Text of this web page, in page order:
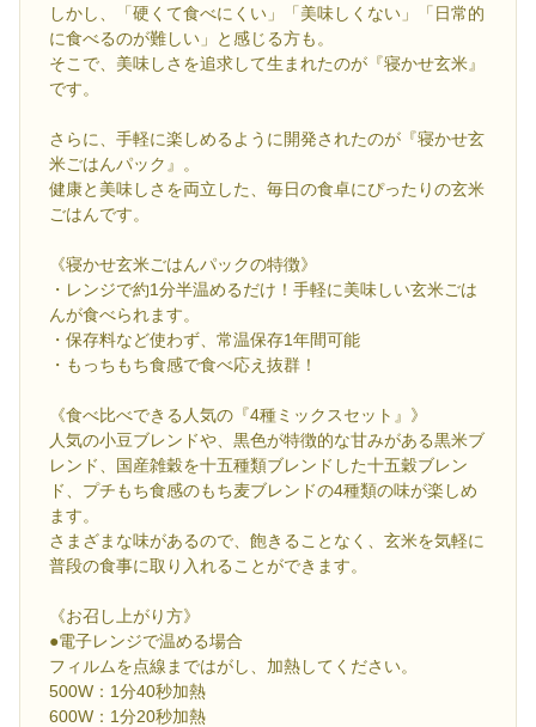
しかし、「硬くて食べにくい」「美味しくない」「日常的
に食べるのが難しい」と感じる方も。
そこで、美味しさを追求して生まれたのが『寝かせ玄米』
です。
さらに、手軽に楽しめるように開発されたのが『寝かせ玄
米ごはんパック』。
健康と美味しさを両立した、毎日の食卓にぴったりの玄米
ごはんです。
《寝かせ玄米ごはんパックの特徴》
・レンジで約1分半温めるだけ！手軽に美味しい玄米ごは
んが食べられます。
・保存料など使わず、常温保存1年間可能
・もっちもち食感で食べ応え抜群！
《食べ比べできる人気の『4種ミックスセット』》
人気の小豆ブレンドや、黒色が特徴的な甘みがある黒米ブ
レンド、国産雑穀を十五種類ブレンドした十五穀ブレン
ド、プチもち食感のもち麦ブレンドの4種類の味が楽しめ
ます。
さまざまな味があるので、飽きることなく、玄米を気軽に
普段の食事に取り入れることができます。
《お召し上がり方》
●電子レンジで温める場合
フィルムを点線まではがし、加熱してください。
500W：1分40秒加熱
600W：1分20秒加熱